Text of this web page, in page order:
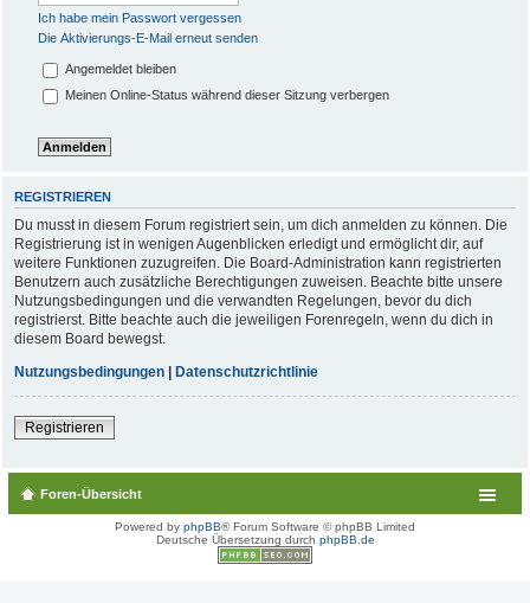
Ich habe mein Passwort vergessen
Die Aktivierungs-E-Mail erneut senden
Angemeldet bleiben
Meinen Online-Status während dieser Sitzung verbergen
REGISTRIEREN
Du musst in diesem Forum registriert sein, um dich anmelden zu können. Die
Registrierung ist in wenigen Augenblicken erledigt und ermöglicht dir, auf
weitere Funktionen zuzugreifen. Die Board-Administration kann registrierten
Benutzern auch zusätzliche Berechtigungen zuweisen. Beachte bitte unsere
Nutzungsbedingungen und die verwandten Regelungen, bevor du dich
registrierst. Bitte beachte auch die jeweiligen Forenregeln, wenn du dich in
diesem Board bewegst.
Nutzungsbedingungen | Datenschutzrichtlinie
Registrieren
Foren-Übersicht
Powered by phpBB® Forum Software © phpBB Limited
Deutsche Übersetzung durch phpBB.de